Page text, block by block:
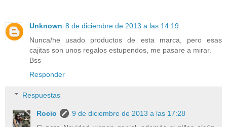
Unknown 8 de diciembre de 2013 a las 14:19
Nunca/he usado productos de esta marca, pero esas
cajitas son unos regalos estupendos, me pasare a mirar.
Bss
Responder
Respuestas
Rocio
9 de diciembre de 2013 a las 17:28